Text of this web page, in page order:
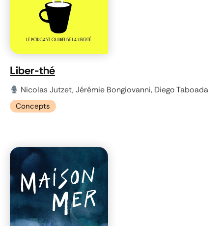
Liber-thé
Nicolas Jutzet, Jérémie Bongiovanni, Diego Taboada
Concepts